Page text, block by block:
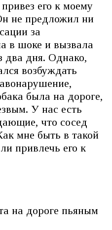
его к моему
не предложил ни
за
в шоке и вызвала
два дня. Однако,
возбуждать
была на дороге,
У нас есть
что сосед
мне быть в такой
привлечь его к
на дороге пьяным